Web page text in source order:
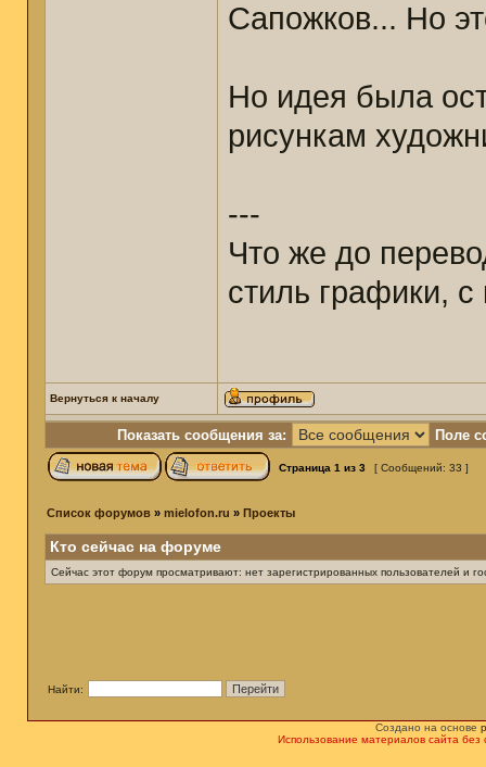
Сапожков... Но
Но идея была
рисункам
---
Что же до
стиль графики,
Вернуться к началу
Показать сообщения за: Поле
Страница 1 из 3 [ Сообщений: 33 ]
Список форумов » mielofon.ru » Проекты
Кто сейчас на форуме
Сейчас этот форум просматривают: нет зарегистрированных пользователей и
Найти:
Создано на основе
Использование материалов сайта